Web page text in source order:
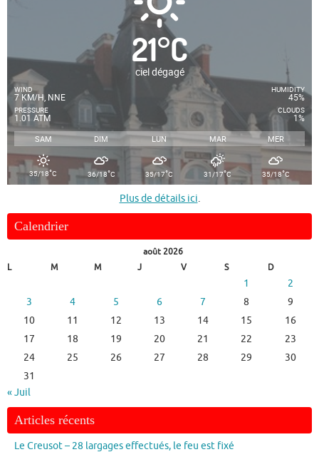
21°C
ciel dégagé
WIND
7 KM/H, NNE
PRESSURE
1.01 ATM
HUMIDITY
45%
CLOUDS
1%
SAM DIM LUN MAR MER
35/18°C 36/18°C 35/17°C 31/17°C 35/18°C
Plus de détails ici.
Calendrier
août 2026
L
M M J V S D
1
2
3
4 5 6 7 8
9
10
11 12 13 14 15
16
17
18 19 20 21 22
23
24
25 26 27 28 29
30
31
« Juil
Articles récents
Le Creusot – 28 largages effectués, le feu est fixé